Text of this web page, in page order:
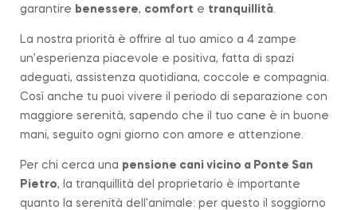
garantire benessere, comfort e tranquillità
La nostra priorità è offrire al tuo amico a 4 zampe
un’esperienza piacevole e positiva, fatta di spazi
adeguati, assistenza quotidiana, coccole e compagnia.
Così anche tu puoi vivere il periodo di separazione con
maggiore serenità, sapendo che il tuo cane è in buone
mani, seguito ogni giorno con amore e attenzione.
Per chi cerca una pensione cani vicino a Ponte San
Pietro, la tranquillità del proprietario è importante
quanto la serenità dell’animale: per questo il soggiorno